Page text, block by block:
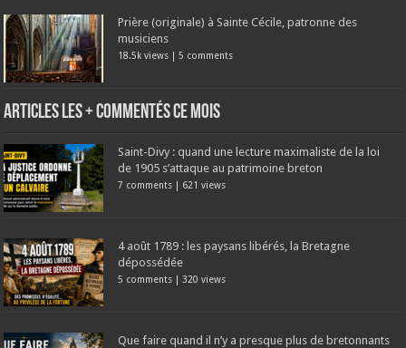
Prière (originale) à Sainte Cécile, patronne des
musiciens
18.5k views |5 comments
Articles les + commentés ce mois
Saint-Divy : quand une lecture maximaliste de la loi
de 1905 s’attaque au patrimoine breton
7 comments | 621 views
4 août 1789 : les paysans libérés, la Bretagne
dépossédée
5 comments | 320 views
Que faire quand il n’y a presque plus de bretonnants